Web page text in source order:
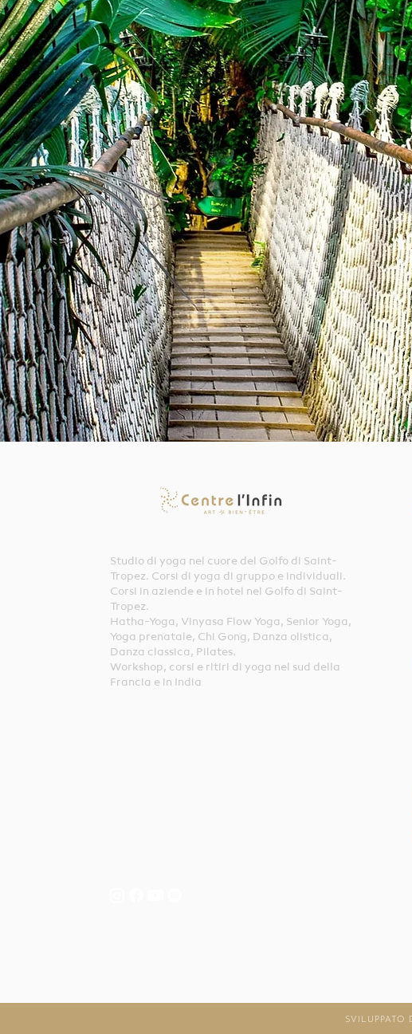
Studio di yoga nel cuore del Golfo di Saint-
Tropez. Corsi di yoga di gruppo e individuali.
Corsi in aziende e in hotel nel Golfo di Saint-
Tropez.
Hatha-Yoga, Vinyasa Flow Yoga, Senior Yoga,
Yoga prenatale, Chi Gong, Danza olistica,
Danza classica, Pilates.
Workshop, corsi e ritiri di yoga nel sud della
Francia e in India
SVILUPPATO